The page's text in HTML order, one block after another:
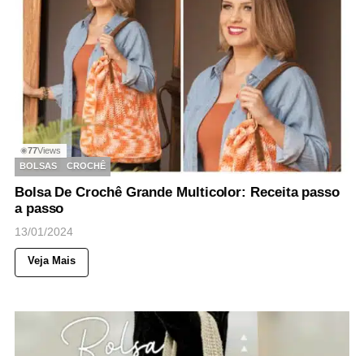
◉77Views
BOLSAS
CROCHÊ
Bolsa De Crochê Grande Multicolor: Receita passo
a passo
13/01/2024
Veja Mais